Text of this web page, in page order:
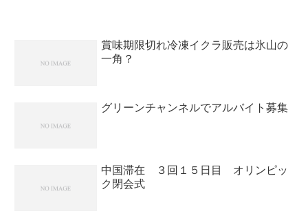
賞味期限切れ冷凍イクラ販売は氷山の
一角？
グリーンチャンネルでアルバイト募集
中国滞在 ３回１５日目 オリンピッ
ク閉会式